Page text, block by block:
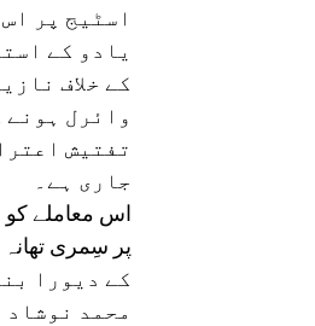
اسٹیج پر
یادو کے
کے خلاف
وائرل
تفتیش
جاری ہے۔
اس معاملے کو
کے دیورا
محمد